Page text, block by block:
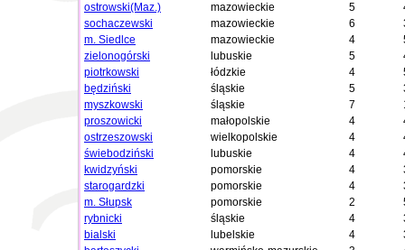
ostrowski(Maz.)
mazowieckie 5
sochaczewski
mazowieckie 6
m. Siedlce
mazowieckie 4
zielonogórski
lubuskie 5
piotrkowski
łódzkie 4
będziński
śląskie 5
myszkowski
śląskie 7
proszowicki
małopolskie 4
ostrzeszowski
wielkopolskie 4
świebodziński
lubuskie 4
kwidzyński
pomorskie 4
starogardzki
pomorskie 4
m. Słupsk
pomorskie 2
rybnicki
śląskie 4
bialski
lubelskie 4